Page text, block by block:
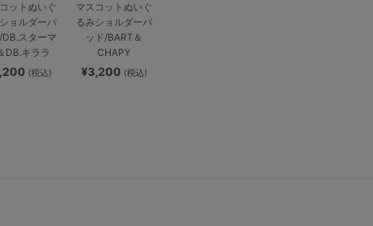
ットぬいぐ
ョルダーパ
DB.スターマ
DB.キララ
(税込)
マスコットぬいぐ
るみショルダーパ
ッド/BART＆
CHAPY
¥3,200 (税込)